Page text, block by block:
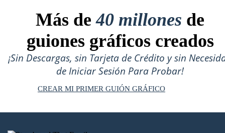
Más de40 millones de
guiones gráficos creados
¡Sin Descargas, sin Tarjeta de Crédito y sin
de Iniciar Sesión Para Probar!
CREAR MI PRIMER GUIÓN GRÁFICO